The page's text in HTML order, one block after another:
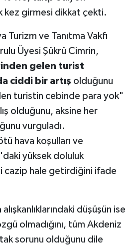
kez girmesi dikkat çekti.
Turizm ve Tanıtma Vakfı
Üyesi Şükrü Cimrin,
gelen turist
ciddi bir artış olduğunu
turistin cebinde para yok"
olduğunu, aksine her
vurguladı.
hava koşulları ve
yüksek doluluk
cazip hale getirdiğini ifade
düşüşün ise
olmadığını, tüm Akdeniz
sorunu olduğunu dile